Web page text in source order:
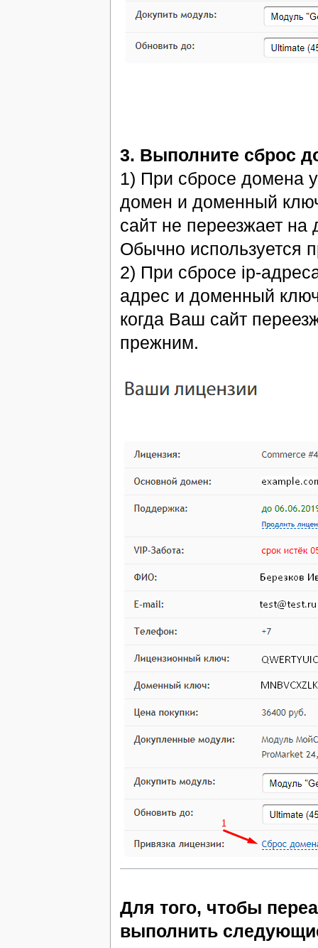
3. Выполните сброс
1) При сбросе домена
домен и доменный
сайт не переезжает на
Обычно используется
2) При сбросе ip-
адрес и доменный
когда Ваш сайт
прежним.
Для того, чтобы
выполнить